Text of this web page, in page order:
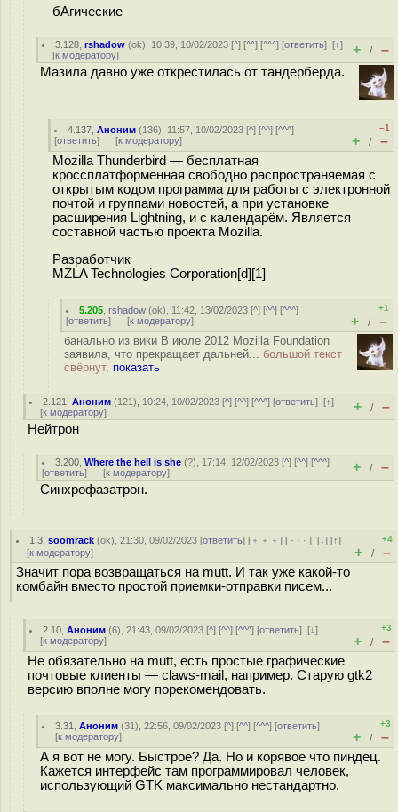
бАгические
3.128 ,rshadow (ok), 10:39, 10/02/2023 [^] [^^] [^^^] [ответить][↑]
[к модератору] + / –
Мазила давно уже открестилась от тандерберда.
4.137 ,Аноним (136), 11:57, 10/02/2023 [^] [^^] [^^^]
[ответить] [к модератору]
–1
+ / –
Mozilla Thunderbird — бесплатная
кроссплатформенная свободно распространяемая с
открытым кодом программа для работы с электронной
почтой и группами новостей, а при установке
расширения Lightning, и с календарём. Является
составной частью проекта Mozilla.
Разработчик
MZLA Technologies Corporation[d][1]
5.205 ,rshadow (ok), 11:42, 13/02/2023 [^] [^^] [^^^]
[ответить] [к модератору]
+1
+ / –
банально из вики В июле 2012 Mozilla Foundation
заявила, что прекращает дальней... большой текст
свёрнут, показать
2.121 ,Аноним (121), 10:24, 10/02/2023 [^] [^^] [^^^] [ответить][↑]
[к модератору] + / –
Нейтрон
3.200 ,Where the hell is she (?), 17:14, 12/02/2023 [^] [^^] [^^^]
[ответить] [к модератору] + / –
Синхрофазатрон.
1.3 ,soomrack (ok), 21:30, 09/02/2023 [ответить] [ ﹢﹢﹢] [ · · ·][↓] [↑]
[к модератору]
+4
+ / –
Значит пора возвращаться на mutt. И так уже какой-то
комбайн вместо простой приемки-отправки писем...
2.10 ,Аноним (6), 21:43, 09/02/2023 [^] [^^] [^^^] [ответить][↓]
[к модератору]
+3
+ / –
Не обязательно на mutt, есть простые графические
почтовые клиенты — claws-mail, например. Старую gtk2
версию вполне могу порекомендовать.
3.31 ,Аноним (31), 22:56, 09/02/2023 [^] [^^] [^^^] [ответить]
[к модератору]
+3
+ / –
А я вот не могу. Быстрое? Да. Но и корявое что пиндец.
Кажется интерфейс там программировал человек,
использующий GTK максимально нестандартно.